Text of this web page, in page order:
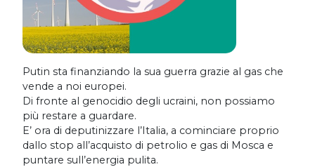
Putin sta finanziando la sua guerra grazie al gas che
vende a noi europei.
Di fronte al genocidio degli ucraini, non possiamo
più restare a guardare.
E’ ora di deputinizzare l’Italia, a cominciare proprio
dallo stop all’acquisto di petrolio e gas di Mosca e
puntare sull’energia pulita.